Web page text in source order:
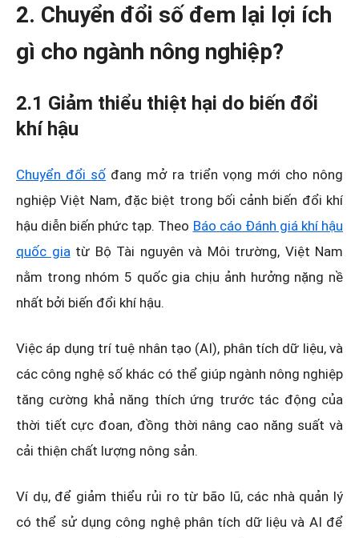
2. Chuyển đổi số đem lại lợi ích
gì cho ngành nông nghiệp?
2.1 Giảm thiểu thiệt hại do biến đổi
khí hậu
Chuyển đổi số đang mở ra triển vọng mới cho nông
nghiệp Việt Nam, đặc biệt trong bối cảnh biến đổi khí
hậu diễn biến phức tạp. Theo Báo cáo Đánh giá khí hậu
quốc gia từ Bộ Tài nguyên và Môi trường, Việt Nam
nằm trong nhóm 5 quốc gia chịu ảnh hưởng nặng nề
nhất bởi biến đổi khí hậu.
Việc áp dụng trí tuệ nhân tạo (AI), phân tích dữ liệu, và
các công nghệ số khác có thể giúp ngành nông nghiệp
tăng cường khả năng thích ứng trước tác động của
thời tiết cực đoan, đồng thời nâng cao năng suất và
cải thiện chất lượng nông sản.
Ví dụ, để giảm thiểu rủi ro từ bão lũ, các nhà quản lý
có thể sử dụng công nghệ phân tích dữ liệu và AI để